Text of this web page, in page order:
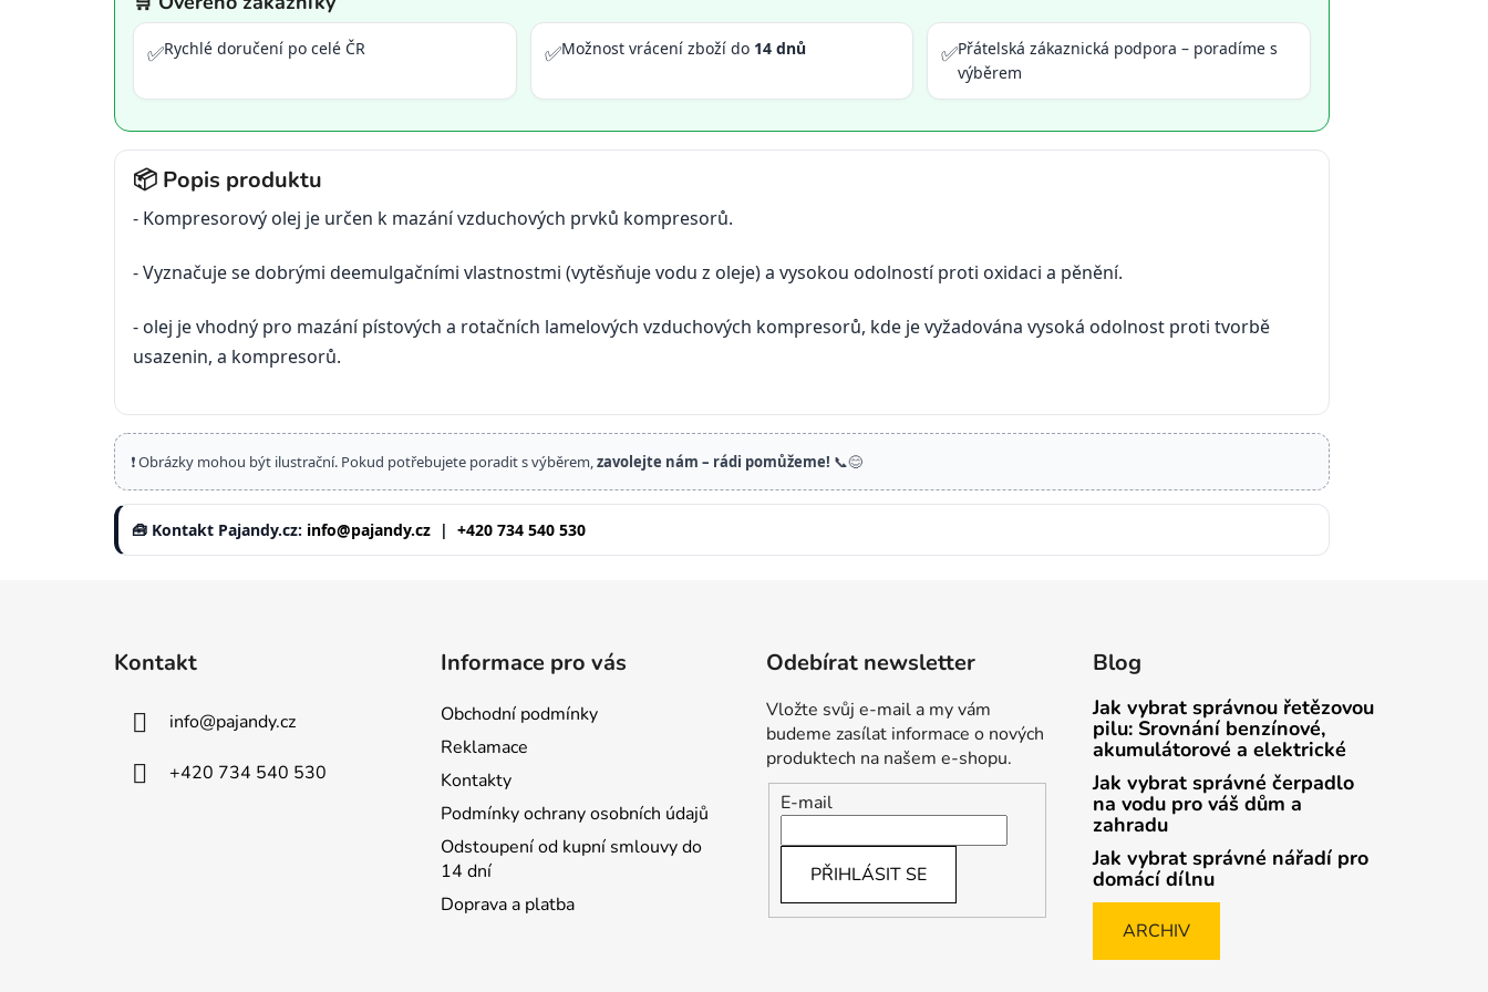
✅Rychlé doručení po celé ČR ✅Možnost vrácení zboží do 14 dnů ✅Přátelská zákaznická podpora – poradíme s
výběrem
📦 Popis produktu
- Kompresorový olej je určen k mazání vzduchových prvků kompresorů.
-Vyznačuje se dobrými deemulgačními vlastnostmi (vytěsňuje vodu z oleje) a vysokou odolností proti oxidaci a pěnění.
- olej je vhodný pro mazání pístových a rotačních lamelových vzduchových kompresorů, kde je vyžadována vysoká odolnost proti tvorbě
usazenin, a kompresorů.
❗ Obrázky mohou být ilustrační. Pokud potřebujete poradit s výběrem,zavolejte nám – rádi pomůžeme! 📞😊
🧰 Kontakt Pajandy.cz: info@pajandy.cz | +420 734 540 530
Kontakt
info@pajandy.cz
+420 734 540 530
Informace pro vás
Obchodní podmínky
Reklamace
Kontakty
Podmínky ochrany osobních údajů
Odstoupení od kupní smlouvy do
14 dní
Doprava a platba
Odebírat newsletter
Vložte svůj e-mail a my vám
budeme zasílat informace o nových
produktech na našem e-shopu.
E-mail
PŘIHLÁSIT SE
Blog
Jak vybrat správnou řetězovou
pilu: Srovnání benzínové,
akumulátorové a elektrické
Jak vybrat správné čerpadlo
na vodu pro váš dům a
zahradu
Jak vybrat správné nářadí pro
domácí dílnu
ARCHIV